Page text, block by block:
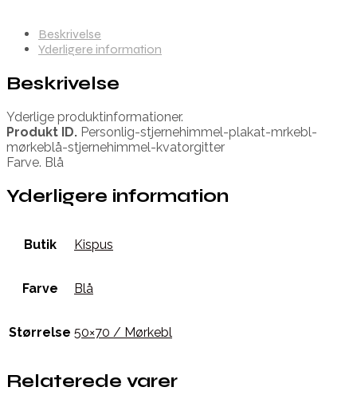
Beskrivelse
Yderligere information
Beskrivelse
Yderlige produktinformationer.
Produkt ID. Personlig-stjernehimmel-plakat-mrkebl-
mørkeblå-stjernehimmel-kvatorgitter
Farve. Blå
Yderligere information
Butik Kispus
Farve Blå
Størrelse 50×70 / Mørkebl
Relaterede varer